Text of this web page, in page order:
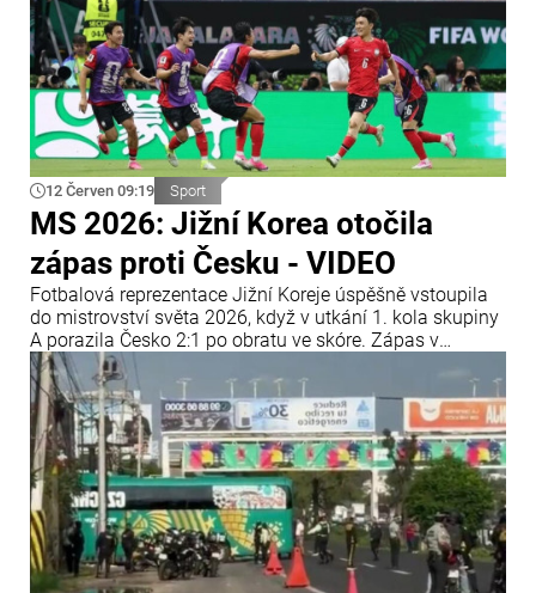
12 Červen 09:19 Sport
MS 2026: Jižní Korea otočila
zápas proti Česku - VIDEO
Fotbalová reprezentace Jižní Koreje úspěšně vstoupila
do mistrovství světa 2026, když v utkání 1. kola skupiny
A porazila Česko 2:1 po obratu ve skóre. Zápas v
Guadalajaře se dlouho nevyvíjel ve prospěch asijského
týmu, ten však dokázal průběh utkání zvrátit a získat tři
body.